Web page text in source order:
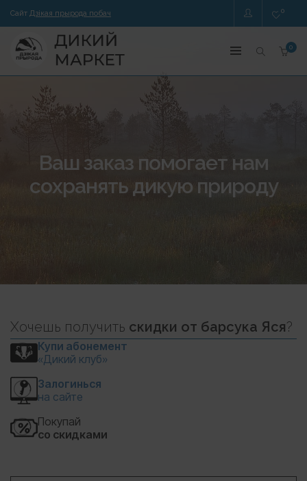
Сайт Дзікая прырода побач 0
0
Ваш заказ помогает нам
сохранять дикую природу
Хочешь получить скидки от барсука Яся?
Купи абонемент
«Дикий клуб»
Залогинься
на сайте
Покупай
со скидками